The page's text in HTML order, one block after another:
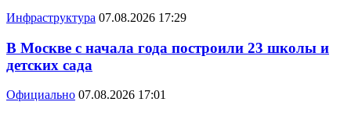
Инфраструктура 07.08.2026 17:29
В Москве с начала года построили 23 школы и
детских сада
Официально 07.08.2026 17:01